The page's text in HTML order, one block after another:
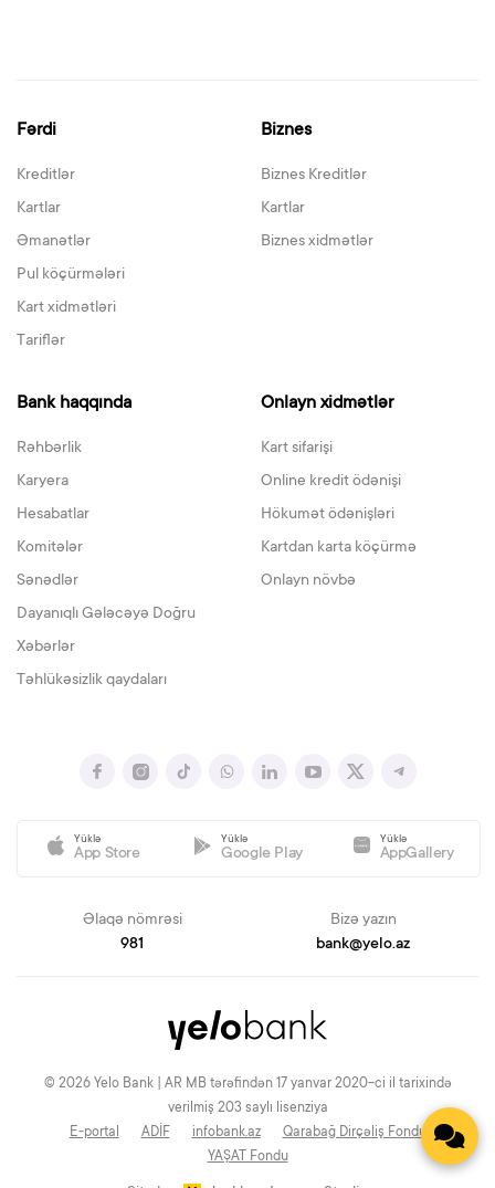
Fərdi
Kreditlər
Kartlar
Əmanətlər
Pul köçürmələri
Kart xidmətləri
Tariflər
Biznes
Biznes Kreditlər
Kartlar
Biznes xidmətlər
Bank haqqında
Rəhbərlik
Karyera
Hesabatlar
Komitələr
Sənədlər
Dayanıqlı Gələcəyə Doğru
Xəbərlər
Təhlükəsizlik qaydaları
Onlayn xidmətlər
Kart sifarişi
Online kredit ödənişi
Hökumət ödənişləri
Kartdan karta köçürmə
Onlayn növbə
Yüklə
App Store
Yüklə
Google Play
Yüklə
AppGallery
Əlaqə nömrəsi
981
Bizə yazın
bank@yelo.az
© 2026 Yelo Bank | AR MB tərəfindən 17 yanvar 2020-ci il tarixində
verilmiş 203 saylı lisenziya
E-portal
ADİF infobank.az
Qarabağ Dirçəliş Fondu
YAŞAT Fondu